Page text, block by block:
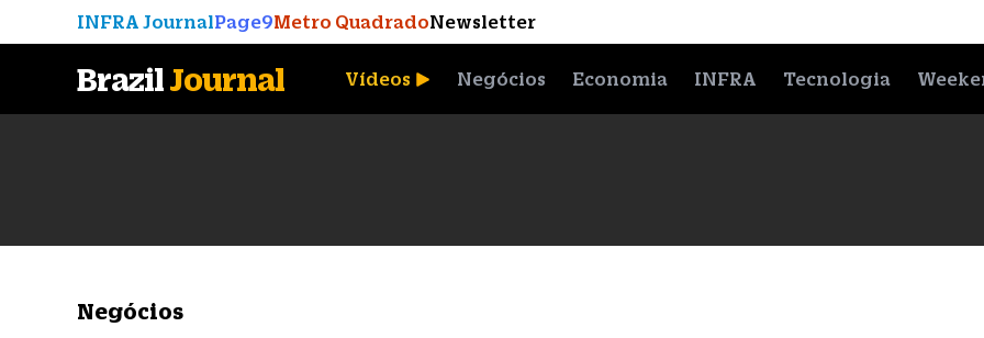
INFRA JournalPage9Metro QuadradoNewsletter
BrazilJournal Vídeos Negócios Economia INFRA Tecnologia
Negócios